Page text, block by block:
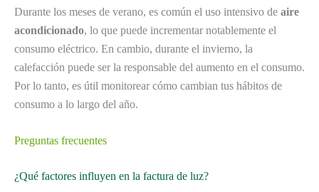
Durante los meses de verano, es común el uso intensivo de aire
acondicionado, lo que puede incrementar notablemente el
consumo eléctrico. En cambio, durante el invierno, la
calefacción puede ser la responsable del aumento en el consumo.
Por lo tanto, es útil monitorear cómo cambian tus hábitos de
consumo a lo largo del año.
Preguntas frecuentes
¿Qué factores influyen en la factura de luz?